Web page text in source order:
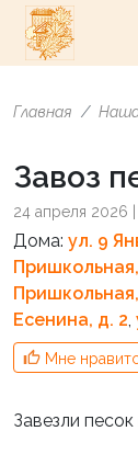
Главная
Завоз
24 апреля 2026 |
Дома: ул. 9
Есенина, д. 2,
Мне
Завезли